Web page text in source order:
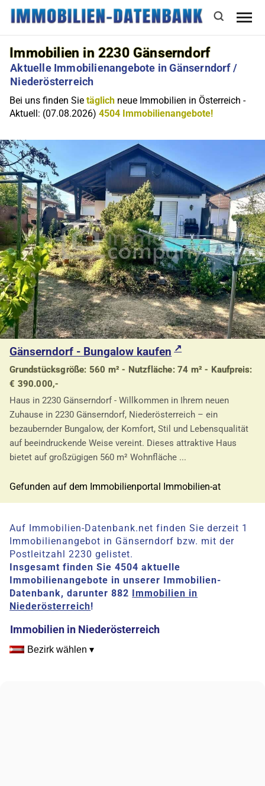
Immobilien in 2230 Gänserndorf
Aktuelle Immobilienangebote in Gänserndorf /
Niederösterreich
Bei uns finden Sietäglich neue Immobilien in Österreich -
Aktuell: (07.08.2026)4504 Immobilienangebote!
Gänserndorf - Bungalow kaufen
Grundstücksgröße: 560 m² - Nutzfläche: 74 m² - Kaufpreis:
€ 390.000,-
Haus in 2230 Gänserndorf - Willkommen in Ihrem neuen
Zuhause in 2230 Gänserndorf, Niederösterreich – ein
bezaubernder Bungalow, der Komfort, Stil und Lebensqualität
auf beeindruckende Weise vereint. Dieses attraktive Haus
bietet auf großzügigen 560 m² Wohnfläche ...
Gefunden auf dem Immobilienportal Immobilien-at
Auf Immobilien-Datenbank.net finden Sie derzeit 1
Immobilienangebot in Gänserndorf bzw. mit der
Postleitzahl 2230 gelistet.
Insgesamt finden Sie 4504 aktuelle
Immobilienangebote in unserer Immobilien-
Datenbank, darunter 882
Immobilien in
Niederösterreich!
Immobilien in Niederösterreich
Bezirk wählen ▾